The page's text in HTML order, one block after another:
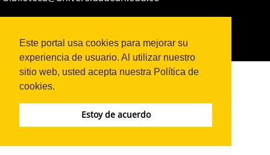
Este portal usa cookies para mejorar su
experiencia de usuario. Al utilizar nuestro
sitio web, usted acepta nuestra Política de
cookies.
Estoy de acuerdo